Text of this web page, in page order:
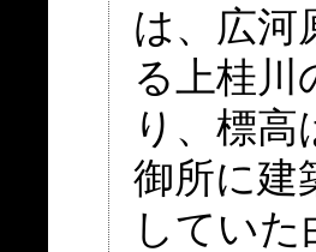
は、広河
る上桂川
り、標高
御所に建
してい